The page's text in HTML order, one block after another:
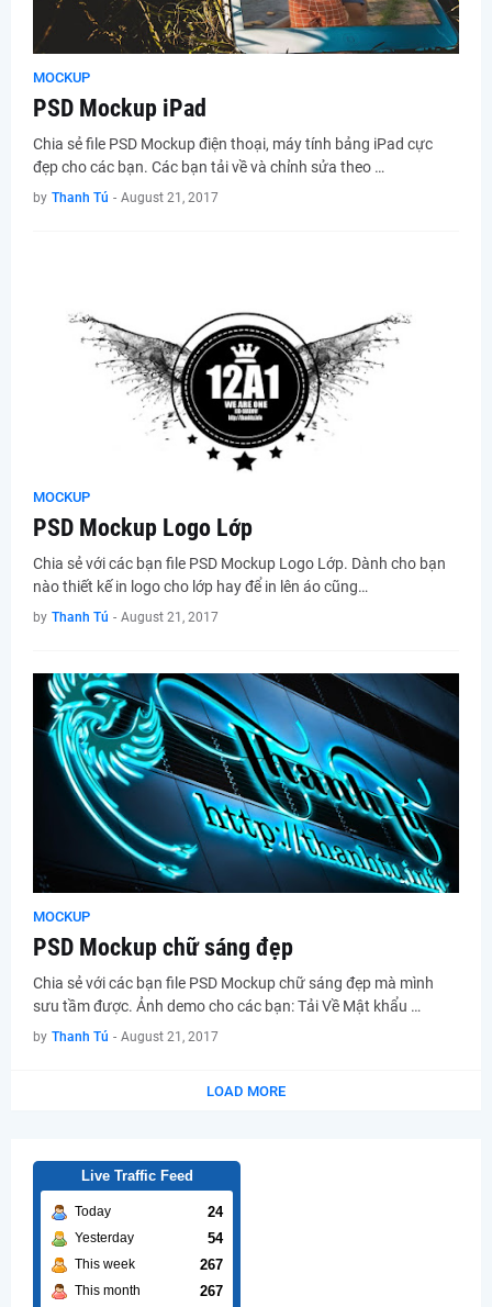
MOCKUP
PSD Mockup iPad
Chia sẻ file PSD Mockup điện thoại, máy tính bảng iPad cực
đẹp cho các bạn. Các bạn tải về và chỉnh sửa theo …
by Thanh Tú - August 21, 2017
MOCKUP
PSD Mockup Logo Lớp
Chia sẻ với các bạn file PSD Mockup Logo Lớp. Dành cho bạn
nào thiết kế in logo cho lớp hay để in lên áo cũng…
by Thanh Tú - August 21, 2017
MOCKUP
PSD Mockup chữ sáng đẹp
Chia sẻ với các bạn file PSD Mockup chữ sáng đẹp mà mình
sưu tầm được. Ảnh demo cho các bạn: Tải Về Mật khẩu …
by Thanh Tú - August 21, 2017
LOAD MORE
Live Traffic Feed
Today 24
Yesterday 54
This week 267
This month 267